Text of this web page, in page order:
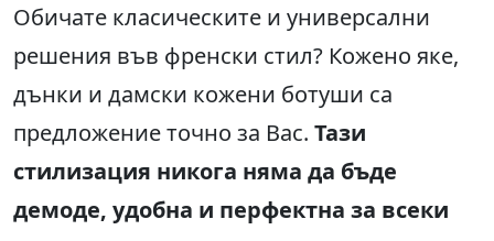
Обичате класическите и универсални
решения във френски стил? Кожено яке,
дънки и дамски кожени ботуши са
предложение точно за Вас. Тази
стилизация никога няма да бъде
демоде, удобна и перфектна за всеки